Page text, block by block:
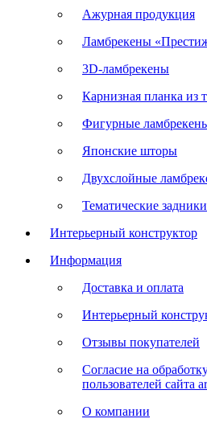
Ажурная продукция
Ламбрекены
3D-ламбрекены
Карнизная планка из
Фигурные
Японские шторы
Двухслойные
Тематические
Интерьерный конструктор
Информация
Доставка и оплата
Интерьерный
Отзывы покупателей
Согласие на
пользователей сайта
О компании